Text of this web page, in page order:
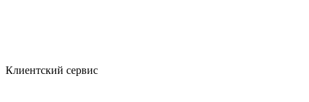
Клиентский сервис